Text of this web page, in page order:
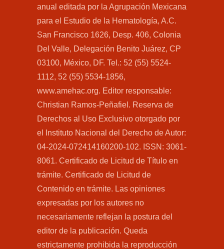
anual editada por la Agrupación Mexicana
para el Estudio de la Hematología, A.C.
San Francisco 1626, Desp. 406, Colonia
Del Valle, Delegación Benito Juárez, CP
03100, México, DF. Tel.: 52 (55) 5524-
1112, 52 (55) 5534-1856,
www.amehac.org. Editor responsable:
Christian Ramos-Peñafiel. Reserva de
Derechos al Uso Exclusivo otorgado por
el Instituto Nacional del Derecho de Autor:
04-2024-072414160200-102. ISSN: 3061-
8061. Certificado de Licitud de Título en
trámite. Certificado de Licitud de
Contenido en trámite. Las opiniones
expresadas por los autores no
necesariamente reflejan la postura del
editor de la publicación. Queda
estrictamente prohibida la reproducción